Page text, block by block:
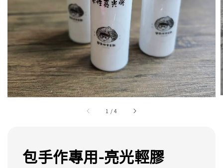
1 /4
包手作專用-亮光輕膠